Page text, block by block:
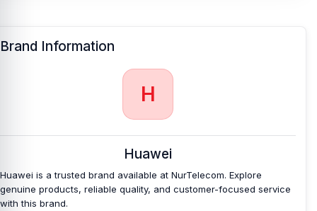
Brand Information
H
Huawei
Huawei is a trusted brand available at NurTelecom. Explore
genuine products, reliable quality, and customer-focused service
with this brand.